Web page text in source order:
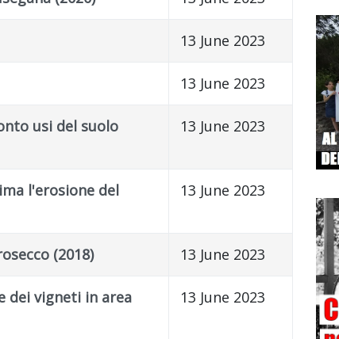
13 June 2023
13 June 2023
usi del suolo
13 June 2023
l'erosione del
13 June 2023
(2018) 13 June 2023
dei vigneti in area
13 June 2023